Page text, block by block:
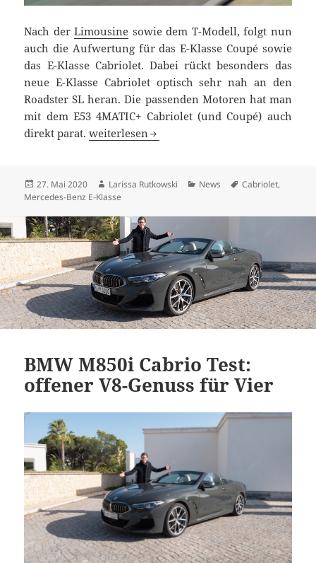
Nach derLimousine sowie dem T-Modell, folgt nun
auch die Aufwertung für das E-Klasse Coupé sowie
das E-Klasse Cabriolet. Dabei rückt besonders das
neue E-Klasse Cabriolet optisch sehr nah an den
Roadster SL heran. Die passenden Motoren hat man
mit dem E53 4MATIC+ Cabriolet (und Coupé) auch
direkt parat.Aufgefrischt: E-Klasse Coupé und Cabriolet
weiterlesen
Veröffentlicht
am
27. Mai 2020 Autor
Larissa Rutkowski Kategorien
News Schlagwörter
Cabriolet,
Mercedes-Benz E-Klasse
BMW M850i Cabrio Test:
offener V8-Genuss für Vier